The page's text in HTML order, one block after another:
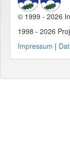
© 1999 - 2026
1998 - 2026
Impressum |